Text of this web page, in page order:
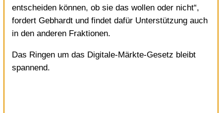
entscheiden können, ob sie das wollen oder nicht“,
fordert Gebhardt und findet dafür Unterstützung auch
in den anderen Fraktionen.
Das Ringen um das Digitale-Märkte-Gesetz bleibt
spannend.